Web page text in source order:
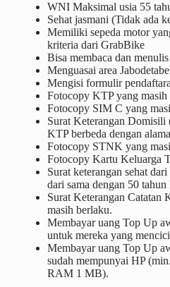
WNI Maksimal usia 55
Sehat jasmani (Tidak ada
Memiliki sepeda motor
kriteria dari GrabBike
Bisa membaca dan menulis
Menguasai area
Mengisi formulir
Fotocopy KTP yang masih
Fotocopy SIM C yang
Surat Keterangan
KTP berbeda dengan
Fotocopy STNK yang
Fotocopy Kartu Keluarga
Surat keterangan sehat
dari sama dengan 50 tahun
Surat Keterangan
masih berlaku.
Membayar uang Top Up
untuk mereka yang
Membayar uang Top Up
sudah mempunyai HP
RAM 1 MB).